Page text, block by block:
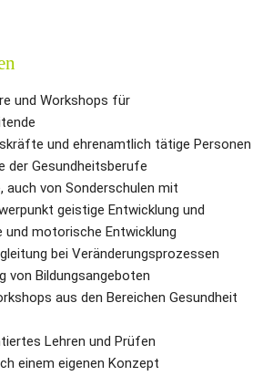
und Workshops für
und ehrenamtlich tätige Personen
der Gesundheitsberufe
auch von Sonderschulen mit
geistige Entwicklung und
und motorische Entwicklung
bei Veränderungsprozessen
von Bildungsangeboten
aus den Bereichen Gesundheit
Lehren und Prüfen
einem eigenen Konzept